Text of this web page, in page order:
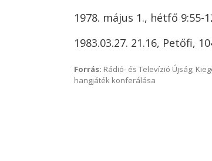
1978. május 1., hétfő 9:55-
1983.03.27. 21.16, Petőfi,
Forrás: Rádió- és Televízió Újság;
hangjáték konferálása